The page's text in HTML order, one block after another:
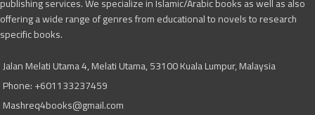
offering a wide range of genres from educational to novels to research
specific books.
Jalan Melati Utama 4, Melati Utama, 53100 Kuala Lumpur, Malaysia
Phone: +601133237459
Mashreq4books@gmail.com